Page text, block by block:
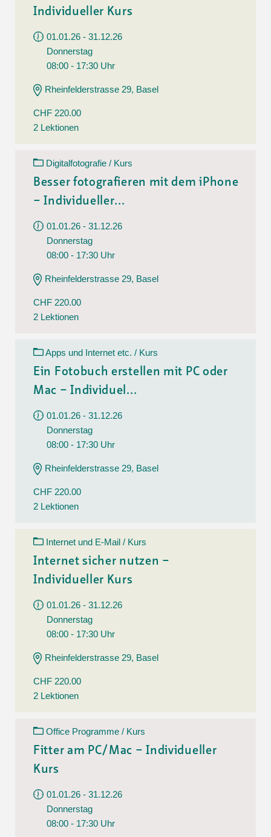
Individueller Kurs
01.01.26 - 31.12.26
Donnerstag
08:00 - 17:30 Uhr
Rheinfelderstrasse 29, Basel
CHF 220.00
2 Lektionen
Digitalfotografie / Kurs
Besser fotografieren mit dem iPhone
– Individueller...
01.01.26 - 31.12.26
Donnerstag
08:00 - 17:30 Uhr
Rheinfelderstrasse 29, Basel
CHF 220.00
2 Lektionen
Apps und Internet etc. / Kurs
Ein Fotobuch erstellen mit PC oder
Mac – Individuel...
01.01.26 - 31.12.26
Donnerstag
08:00 - 17:30 Uhr
Rheinfelderstrasse 29, Basel
CHF 220.00
2 Lektionen
Internet und E-Mail / Kurs
Internet sicher nutzen –
Individueller Kurs
01.01.26 - 31.12.26
Donnerstag
08:00 - 17:30 Uhr
Rheinfelderstrasse 29, Basel
CHF 220.00
2 Lektionen
Office Programme / Kurs
Fitter am PC/Mac – Individueller
Kurs
01.01.26 - 31.12.26
Donnerstag
08:00 - 17:30 Uhr